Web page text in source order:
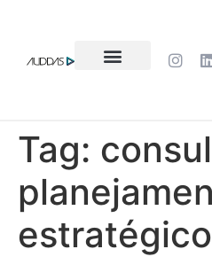
Tag:
estratégico